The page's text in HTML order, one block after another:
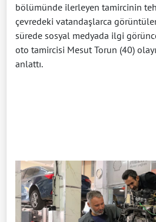
bölümünde ilerleyen tamircinin
çevredeki vatandaşlarca
sürede sosyal medyada ilgi
oto tamircisi Mesut Torun (40)
anlattı.